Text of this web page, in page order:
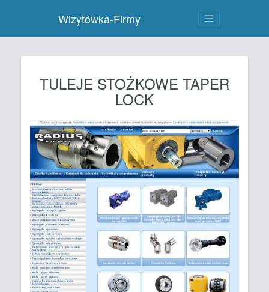
Wizytówka-Firmy
TULEJE STOŻKOWE TAPER
LOCK